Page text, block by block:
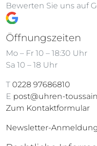
Bewerten Sie uns auf
Öffnungszeiten
Mo – Fr 10 – 18:30 Uhr
Sa 10 – 18 Uhr
T 0228 97686810
E post@uhren-
Zum Kontaktformular
Newsletter-